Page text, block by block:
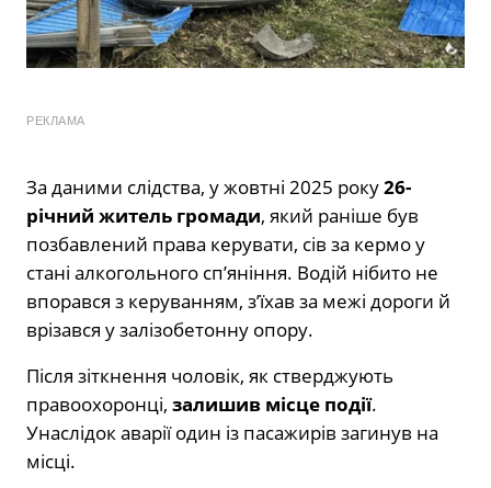
РЕКЛАМА
За даними слідства, у жовтні 2025 року26-
річний житель громади, який раніше був
позбавлений права керувати, сів за кермо у
стані алкогольного сп’яніння. Водій нібито не
впорався з керуванням, з’їхав за межі дороги й
врізався у залізобетонну опору.
Після зіткнення чоловік, як стверджують
правоохоронці, залишив місце події.
Унаслідок аварії один із пасажирів загинув на
місці.